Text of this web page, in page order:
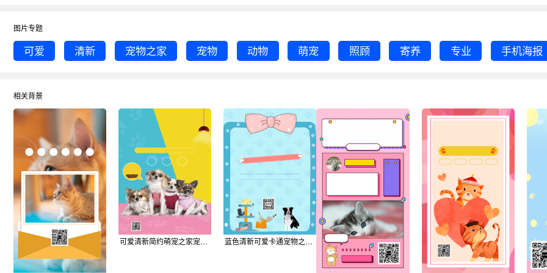
图片专题
可爱 清新 宠物之家 宠物 动物 萌宠 照顾 寄养 专业 手机海报
相关背景
可爱清新简约萌宠之家宠物店印刷海报模板背景 蓝色清新可爱卡通宠物之家海报背景